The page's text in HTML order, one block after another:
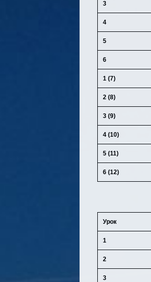
3
4
5
6
1 (7)
2 (8)
3 (9)
4 (10)
5 (11)
6 (12)
Урок
1
2
3